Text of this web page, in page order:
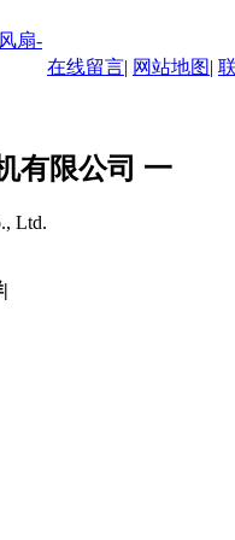
IP68风扇
在线留言| 网站地图|
有限公司 一
Ltd.